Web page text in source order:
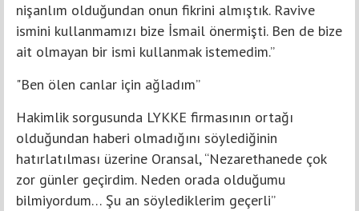
nişanlım olduğundan onun fikrini almıştık. Ravive
ismini kullanmamızı bize İsmail önermişti. Ben de bize
ait olmayan bir ismi kullanmak istemedim.”
"Ben ölen canlar için ağladım”
Hakimlik sorgusunda LYKKE firmasının ortağı
olduğundan haberi olmadığını söylediğinin
hatırlatılması üzerine Oransal, “Nezarethanede çok
zor günler geçirdim. Neden orada olduğumu
bilmiyordum… Şu an söylediklerim geçerli”